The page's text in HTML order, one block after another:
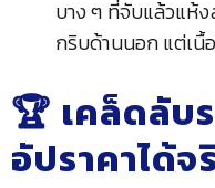
บาง ๆ ที่จับแล้วแห้
กริบด้านนอก แต่เ
🏆 เคล็ดลับ
อัปราคาได้จ